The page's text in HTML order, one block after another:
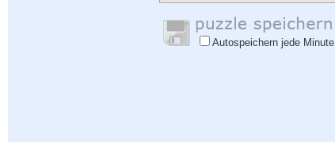
Autospeichern jede Minute